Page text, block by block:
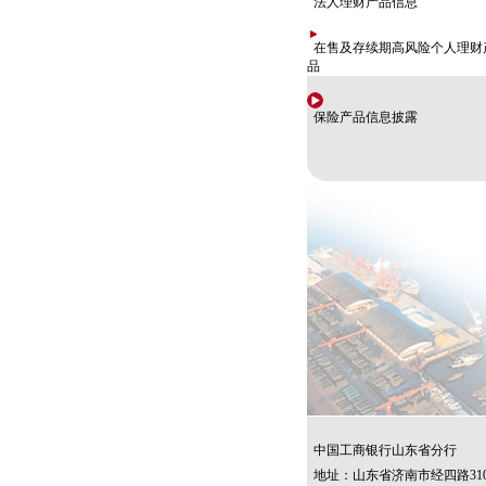
在售及存续期高风险个人理财
品
保险产品信息披露
中国工商银行山东省分行
地址：山东省济南市经四路